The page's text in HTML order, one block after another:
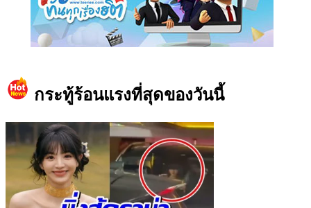
กระทู้ร้อนแรงที่สุดของวันนี้